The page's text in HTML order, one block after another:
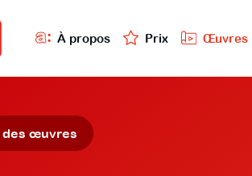
À propos Prix Œuvres
des œuvres